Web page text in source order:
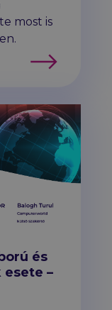
most is
Tovább
és
–